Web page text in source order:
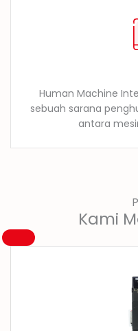
Human Machine
sebuah sarana
antara
Kami